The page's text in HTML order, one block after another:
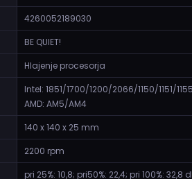
4260052189030
BE QUIET!
Hlajenje procesorja
Intel: 1851/1700/1200/2066/1150/1151/
AMD: AM5/AM4
140 x 140 x 25 mm
2200 rpm
pri 25%: 10,8; pri50%: 22,4; pri 100%: 32,8